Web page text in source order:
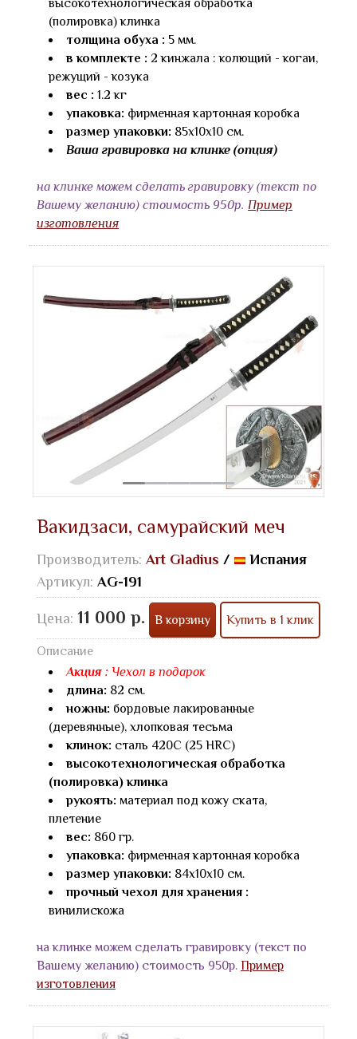
высокотехнологическая обработка
(полировка) клинка
толщина обуха : 5 мм.
в комплекте : 2 кинжала : колющий - когаи,
режущий - козука
вес : 1.2 кг
упаковка: фирменная картонная коробка
размер упаковки: 85х10х10 см.
Ваша гравировка на клинке (опция)
на клинке можем сделать гравировку (текст по
Вашему желанию) стоимость 950р. Пример
изготовления
Вакидзаси, самурайский меч
Производитель: Art Gladius /
Испания
Артикул: AG-191
Цена: 11 000 р. В корзину Купить в 1 клик
Описание
Акция : Чехол в подарок
длина: 82 см.
ножны: бордовые лакированные
(деревянные), хлопковая тесьма
клинок: сталь 420С (25 HRC)
высокотехнологическая обработка
(полировка) клинка
рукоять: материал под кожу ската,
плетение
вес: 860 гр.
упаковка: фирменная картонная коробка
размер упаковки: 84х10х10 см.
прочный чехол для хранения :
винилискожа
на клинке можем сделать гравировку (текст по
Вашему желанию) стоимость 950р. Пример
изготовления